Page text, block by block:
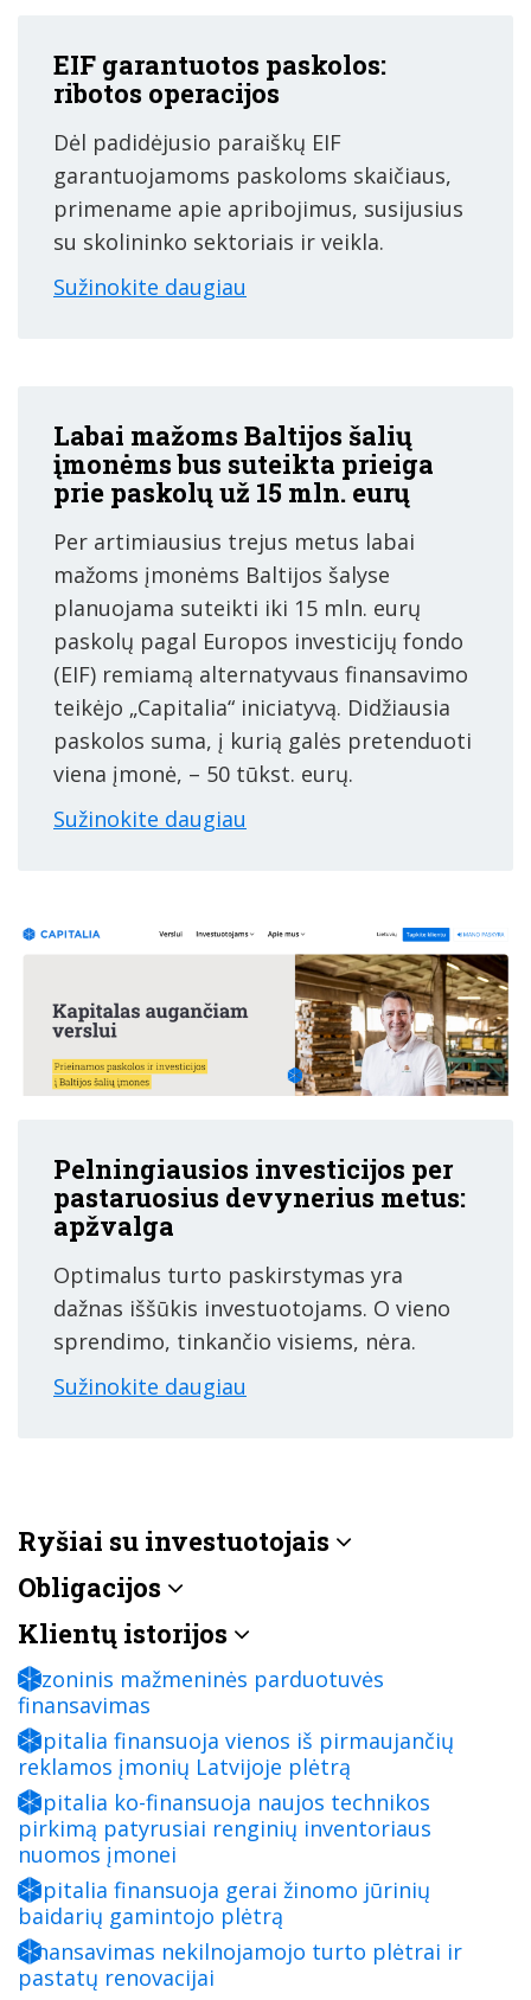
EIF garantuotos paskolos:
ribotos operacijos
Dėl padidėjusio paraiškų EIF
garantuojamoms paskoloms skaičiaus,
primename apie apribojimus, susijusius
su skolininko sektoriais ir veikla.
Sužinokite daugiau
Labai mažoms Baltijos šalių
įmonėms bus suteikta prieiga
prie paskolų už 15 mln. eurų
Per artimiausius trejus metus labai
mažoms įmonėms Baltijos šalyse
planuojama suteikti iki 15 mln. eurų
paskolų pagal Europos investicijų fondo
(EIF) remiamą alternatyvaus finansavimo
teikėjo „Capitalia“ iniciatyvą. Didžiausia
paskolos suma, į kurią galės pretenduoti
viena įmonė, – 50 tūkst. eurų.
Sužinokite daugiau
Pelningiausios investicijos per
pastaruosius devynerius metus:
apžvalga
Optimalus turto paskirstymas yra
dažnas iššūkis investuotojams. O vieno
sprendimo, tinkančio visiems, nėra.
Sužinokite daugiau
Ryšiai su investuotojais
Obligacijos
Klientų istorijos
Sezoninis mažmeninės parduotuvės
finansavimas
Capitalia finansuoja vienos iš pirmaujančių
reklamos įmonių Latvijoje plėtrą
Capitalia ko-finansuoja naujos technikos
pirkimą patyrusiai renginių inventoriaus
nuomos įmonei
Capitalia finansuoja gerai žinomo jūrinių
baidarių gamintojo plėtrą
Finansavimas nekilnojamojo turto plėtrai ir
pastatų renovacijai